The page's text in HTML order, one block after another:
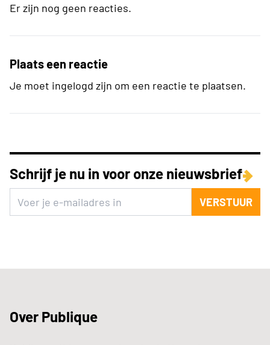
Er zijn nog geen reacties.
Plaats een reactie
Je moet ingelogd zijn om een reactie te plaatsen.
Schrijf je nu in voor onze nieuwsbrief
VERSTUUR
Over Publique